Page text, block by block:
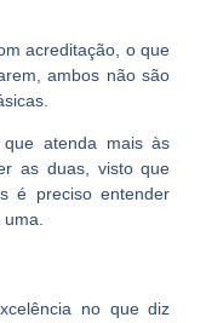
acreditação, o que
ambos não são
atenda mais às
as duas, visto que
é preciso entender
no que diz